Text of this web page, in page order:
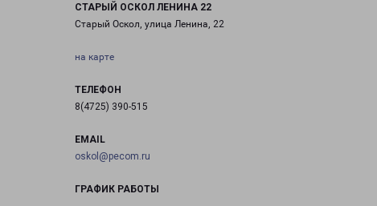
СТАРЫЙ ОСКОЛ ЛЕНИНА 22
Старый Оскол, улица Ленина, 22
на карте
ТЕЛЕФОН
8(4725) 390-515
EMAIL
oskol@pecom.ru
ГРАФИК РАБОТЫ